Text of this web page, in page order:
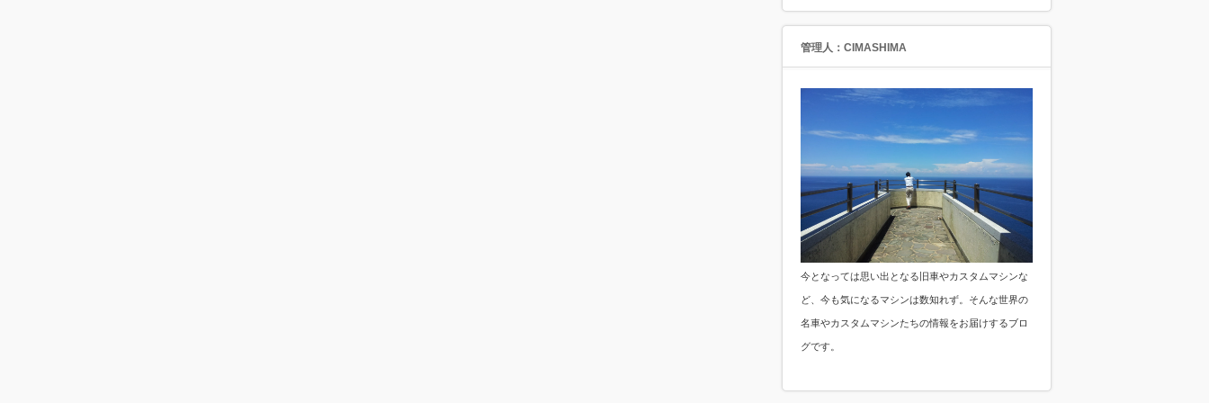
管理人：CIMASHIMA
今となっては思い出となる旧車やカスタムマシンな
ど、今も気になるマシンは数知れず。そんな世界の
名車やカスタムマシンたちの情報をお届けするブロ
グです。